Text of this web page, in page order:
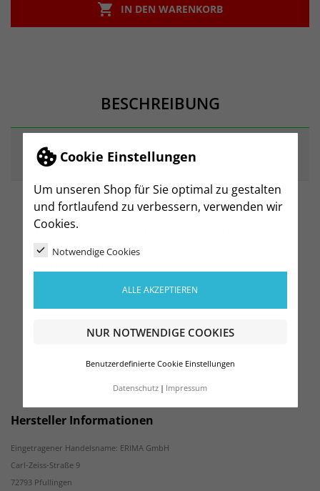
Cookie Einstellungen
Um unseren Shop für Sie optimal zu gestalten
und fortlaufend zu verbessern, verwenden wir
Cookies.
Notwendige Cookies
ALLE AKZEPTIEREN
NUR NOTWENDIGE COOKIES
Benutzerdefinierte Cookie Einstellungen
Datenschutz Impressum
 IN DEN WARENKORB
BESCHREIBUNG
ARTIKELDETAILS
Leichtes, elastisches Funktionsmaterial
Breiter, elastischer Bund mit Kordelzug
Seitliche Reißverschlusstaschen
Hersteller Informationen
Eingetragener Handelsname: ERIMA GmbH
Carl-Zeiss-Straße 9
72793 Pfullingen